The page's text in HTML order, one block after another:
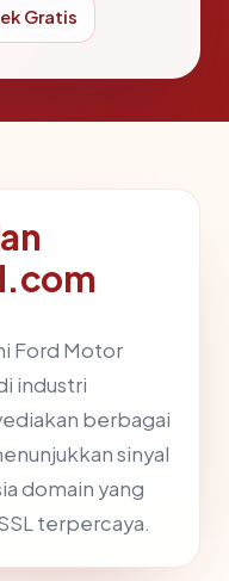
Gratis
Ford Motor
industri
berbagai
sinyal
domain yang
terpercaya.